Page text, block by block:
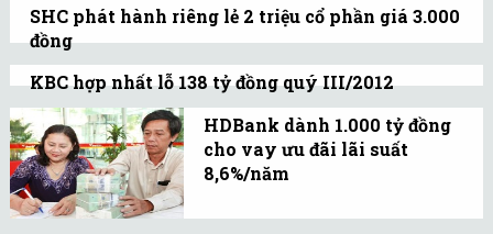
nhằm chấm dứt tình
và thất nghiệp kéo dài
của giới trẻ Tây Ban Nha.
SHC phát hành riêng lẻ 2 triệu cổ phần giá 3.000
đồng
Trong đó, SHC dự kiến phát hành 1,6 triệu
cổ phần cho Chủ tịch Hội đồng quản trị,
ông Nguyễn Xuân Phú.
KBC hợp nhất lỗ 138 tỷ đồng quý III/2012
KBC đã thoái toàn bộ 26,5 triệu cổ phiếu tại
Westernbank. Hàng tồn kho chiếm 70%
tổng giá trị tài sản của KBC.
HDBank dành 1.000 tỷ đồng
cho vay ưu đãi lãi suất
8,6%/năm